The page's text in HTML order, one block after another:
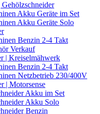
Gehölzschneider
Akku Geräte im Set
Akku Geräte Solo
Benzin 2-4 Takt
Verkauf
| Kreiselmähwerk
Benzin 2-4 Takt
Netzbetrieb 230/400V
| Motorsense
Akku im Set
Akku Solo
Benzin